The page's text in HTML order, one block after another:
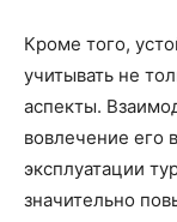
Кроме того,
учитывать не
аспекты.
вовлечение его
эксплуатации
значительно